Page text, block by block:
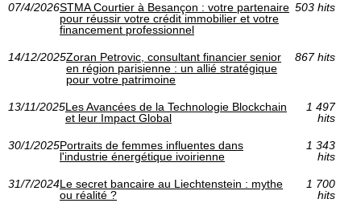
07/4/2026STMA Courtier à Besançon : votre partenaire
pour réussir votre crédit immobilier et votre
financement professionnel
503 hits
14/12/2025Zoran Petrovic, consultant financier senior
en région parisienne : un allié stratégique
pour votre patrimoine
867 hits
13/11/2025Les Avancées de la Technologie Blockchain
et leur Impact Global
1 497
hits
30/1/2025Portraits de femmes influentes dans
l'industrie énergétique ivoirienne
1 343
hits
31/7/2024Le secret bancaire au Liechtenstein : mythe
ou réalité ?
1 700
hits